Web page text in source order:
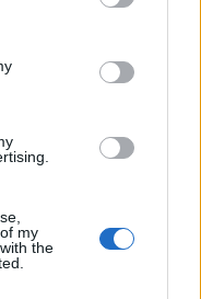
my
the
a népszerű
pusztítanak a